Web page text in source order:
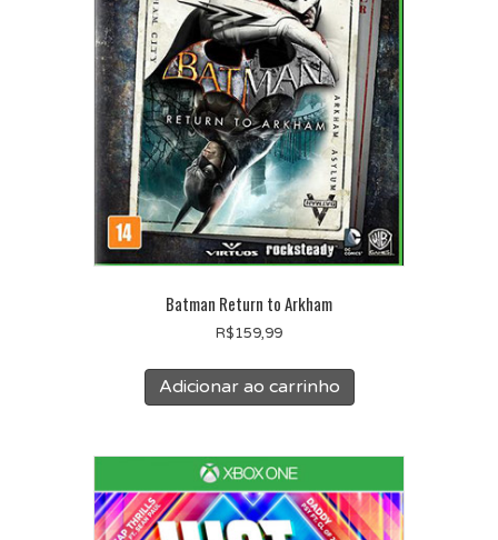
Batman Return to Arkham
R$159,99
Adicionar ao carrinho